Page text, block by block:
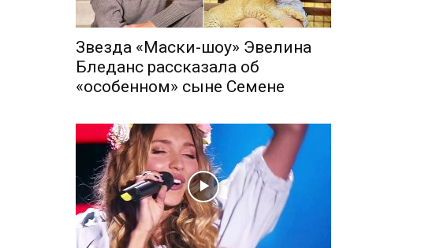
Звезда «Маски-шоу» Эвелина
Бледанс рассказала об
«особенном» сыне Семене